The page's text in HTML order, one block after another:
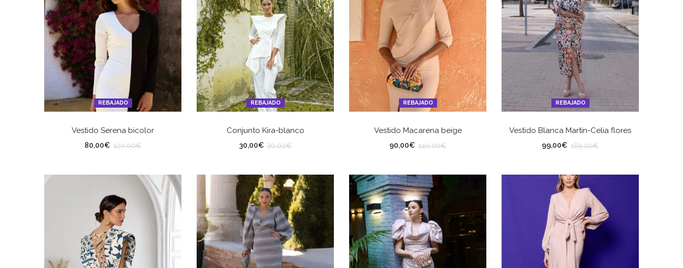
REBAJADO
Vestido Serena bicolor
80,00€ 120,00€
TALLA
REBAJADO
Conjunto Kira-blanco
30,00€ 70,00€
REBAJADO
Vestido Macarena beige
90,00€ 140,00€
TALLA
REBAJADO
Vestido Blanca Martín-Celia flores
99,00€ 169,00€
TALLA